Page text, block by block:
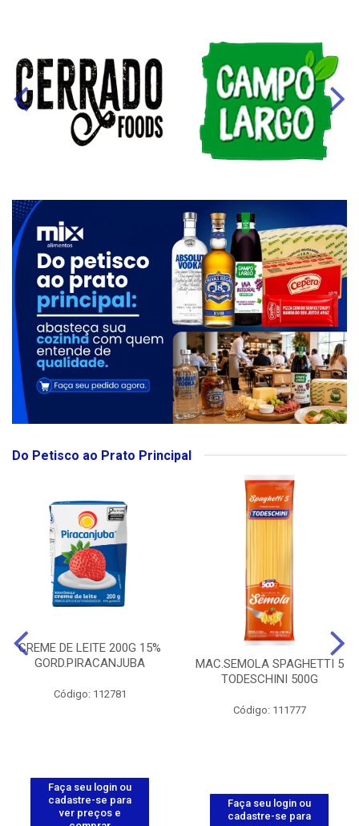
Do Petisco ao Prato Principal
CREME DE LEITE 200G 15%
GORD.PIRACANJUBA
Código: 112781
Faça seu login ou
cadastre-se para
ver preços e
MAC.SEMOLA SPAGHETTI 5
TODESCHINI 500G
Código: 111777
Faça seu login ou
cadastre-se para